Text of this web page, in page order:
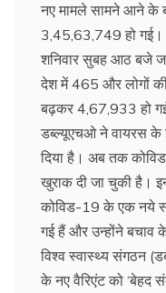
नए मामले सामने आने के
3,45,63,749 हो गई।
शनिवार सुबह आठ बजे
देश में 465 और लोगों
बढ़कर 4,67,933 हो
डब्ल्यूएचओ ने वायरस के
दिया है। अब तक
खुराक दी जा चुकी है।
कोविड-19 के एक नये
गई हैं और उन्होंने बचाव
विश्व स्वास्थ्य संगठन
के नए वैरिएंट को ‘बेहद